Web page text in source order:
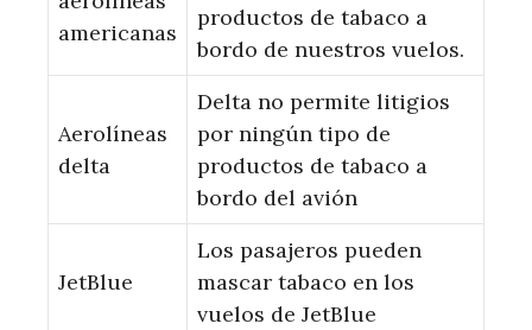
americanas
productos de tabaco a
bordo de nuestros vuelos.
Aerolíneas
delta
Delta no permite litigios
por ningún tipo de
productos de tabaco a
bordo del avión
JetBlue
Los pasajeros pueden
mascar tabaco en los
vuelos de JetBlue